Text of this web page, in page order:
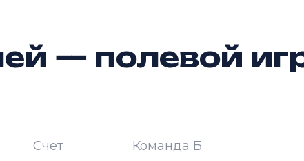
— полевой
Счет Команда Б